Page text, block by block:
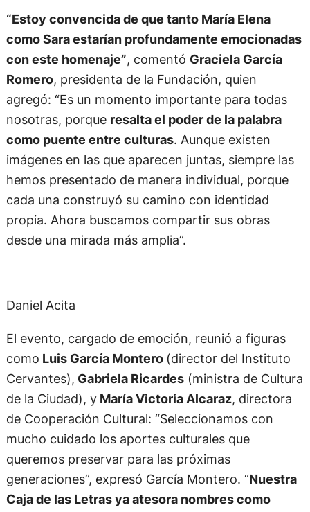
“Estoy convencida de que tanto María Elena
como Sara estarían profundamente emocionadas
con este homenaje”, comentó Graciela García
Romero, presidenta de la Fundación, quien
agregó: “Es un momento importante para todas
nosotras, porque resalta el poder de la palabra
como puente entre culturas. Aunque existen
imágenes en las que aparecen juntas, siempre las
hemos presentado de manera individual, porque
cada una construyó su camino con identidad
propia. Ahora buscamos compartir sus obras
desde una mirada más amplia”.
Daniel Acita
El evento, cargado de emoción, reunió a figuras
como Luis García Montero (director del Instituto
Cervantes), Gabriela Ricardes(ministra de Cultura
de la Ciudad), yMaría Victoria Alcaraz, directora
de Cooperación Cultural: “Seleccionamos con
mucho cuidado los aportes culturales que
queremos preservar para las próximas
generaciones”, expresó García Montero. “Nuestra
Caja de las Letras ya atesora nombres como